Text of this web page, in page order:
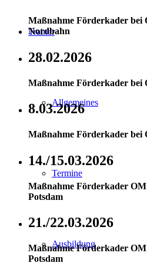
Trainer
Allgemeines
Termine
Ausbildung
Maßnahme Förderkader bei
Nordbahn
28.02.2026
Maßnahme Förderkader bei
8.03.2026
Maßnahme Förderkader bei
14./15.03.2026
Maßnahme Förderkader
Potsdam
21./22.03.2026
Maßnahme Förderkader
Potsdam